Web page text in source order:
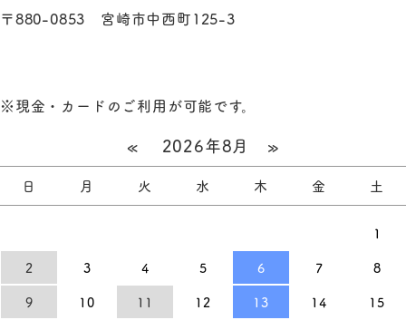
〒880-0853 宮崎市中西町125-3
※現金・カードのご利用が可能です。
« 2026年8月 »
日 月 火 水 木 金 土
1
2
3 4 5 6 7
8
9
10 11 12 13 14
15